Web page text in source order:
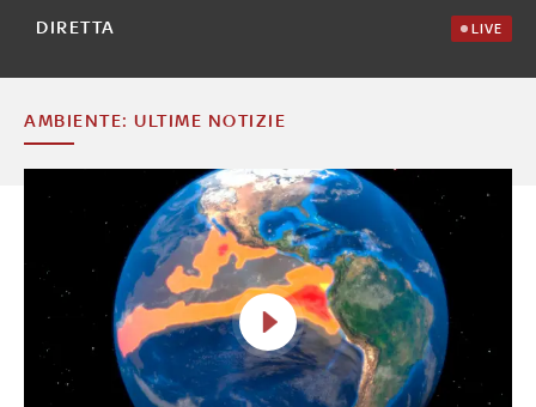
DIRETTA LIVE
AMBIENTE: ULTIME NOTIZIE